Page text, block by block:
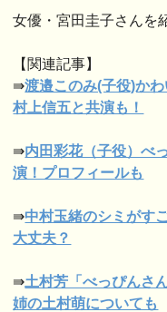
女優・宮田圭子さんを
【関連記事】
⇛渡邉このみ(子役)か
村上信五と共演も！
⇛内田彩花（子役）べ
演！プロフィールも
⇛中村玉緒のシミがす
大丈夫？
⇛土村芳「べっぴんさ
姉の土村萌についても